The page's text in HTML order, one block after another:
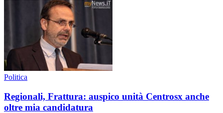
Politica
Regionali, Frattura: auspico unità Centrosx anche
oltre mia candidatura